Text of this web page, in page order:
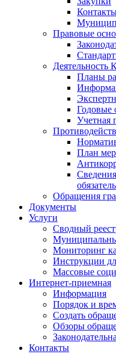
Правовые
Деятельность
Планы
Годовые
Учетная
План
Обращения
Документы
Услуги
Сводный
Мониторинг
Инструкции
Массовые
Интернет-приемная
Информация
Порядок и
Создать
Обзоры
Контакты